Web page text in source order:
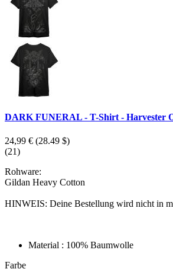
DARK FUNERAL - T-Shirt - Harvester
24,99 € (28.49 $)
(21)
Rohware:
Gildan Heavy Cotton
HINWEIS: Deine Bestellung wird nicht in
Material : 100% Baumwolle
Farbe